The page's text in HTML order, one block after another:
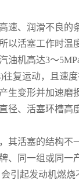
、润滑不良的条
以活塞工作时温
油机高达3～
往复运动，且速
生变形并加速磨
、活塞环槽高度
活塞的结构不一
、同一组或同
引起发动机燃